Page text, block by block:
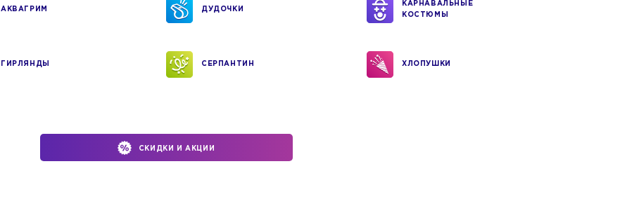
АКВАГРИМ ДУДОЧКИ
КАРНАВАЛЬНЫЕ
КОСТЮМЫ
ГИРЛЯНДЫ СЕРПАНТИН ХЛОПУШКИ
СКИДКИ И АКЦИИ